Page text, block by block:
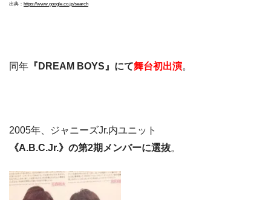
出典： https://www.google.co.jp/search
同年 『DREAM BOYS』にて舞台初出演。
2005年、ジャニーズJr.内ユニット
《A.B.C.Jr.》の第2期メンバーに選抜。